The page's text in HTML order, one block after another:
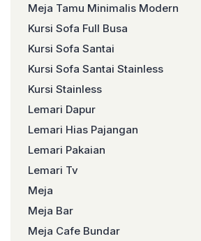
Meja Tamu Minimalis Modern
Kursi Sofa Full Busa
Kursi Sofa Santai
Kursi Sofa Santai Stainless
Kursi Stainless
Lemari Dapur
Lemari Hias Pajangan
Lemari Pakaian
Lemari Tv
Meja
Meja Bar
Meja Cafe Bundar